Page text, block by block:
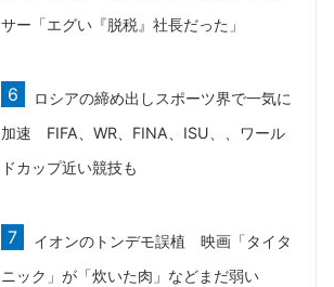
サー「エグい『脱税』社長だった」
ロシアの締め出しスポーツ界で一気に
加速 FIFA、WR、FINA、ISU、、ワール
ドカップ近い競技も
イオンのトンデモ誤植 映画「タイタ
ニック」が「炊いた肉」などまだ弱い